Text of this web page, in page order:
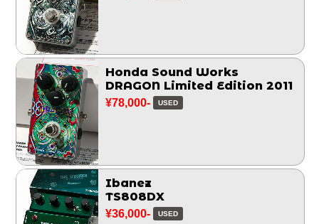
Honda Sound Works
DRAGON Limited Edition 2011
¥78,000- USED
Ibanez
TS808DX
¥36,000- USED